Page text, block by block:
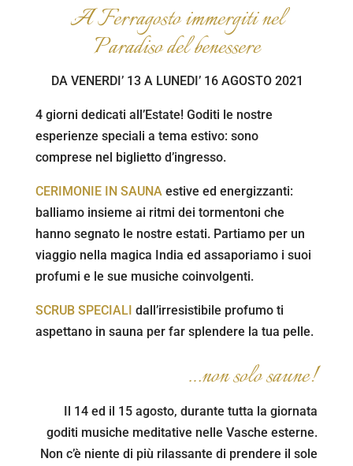
A Ferragosto immergiti nel
Paradiso del benessere
DA VENERDI’ 13 A LUNEDI’ 16 AGOSTO 2021
4 giorni dedicati all’Estate! Goditi le nostre
esperienze speciali a tema estivo: sono
comprese nel biglietto d’ingresso.
CERIMONIE IN SAUNA estive ed energizzanti:
balliamo insieme ai ritmi dei tormentoni che
hanno segnato le nostre estati. Partiamo per un
viaggio nella magica India ed assaporiamo i suoi
profumi e le sue musiche coinvolgenti.
SCRUB SPECIALI dall’irresistibile profumo ti
aspettano in sauna per far splendere la tua pelle.
…non solo saune!
Il 14 ed il 15 agosto, durante tutta la giornata
goditi musiche meditative nelle Vasche esterne.
Non c’è niente di più rilassante di prendere il sole